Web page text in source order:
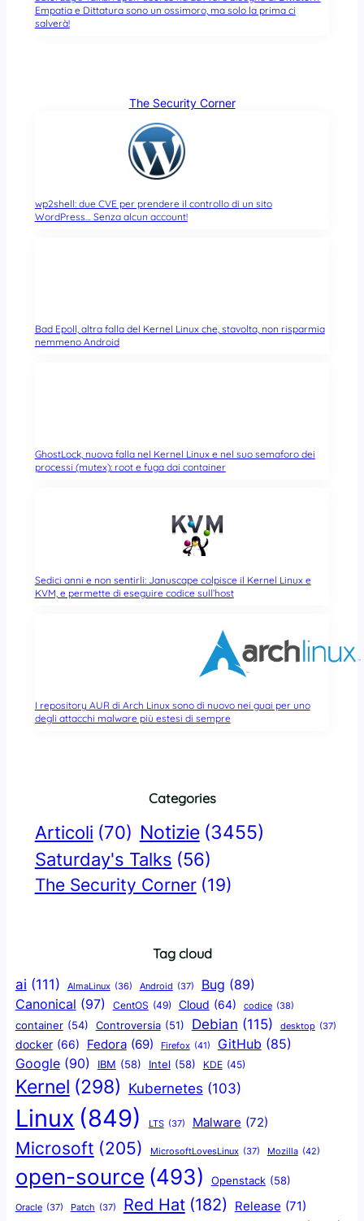
Empatia e Dittatura sono un ossimoro, ma solo la prima ci
salverà!
The Security Corner
wp2shell: due CVE per prendere il controllo di un sito
WordPress… Senza alcun account!
Bad Epoll, altra falla del Kernel Linux che, stavolta, non risparmia
nemmeno Android
GhostLock, nuova falla nel Kernel Linux e nel suo semaforo dei
processi (mutex): root e fuga dai container
Sedici anni e non sentirli: Januscape colpisce il Kernel Linux e
KVM, e permette di eseguire codice sull’host
I repository AUR di Arch Linux sono di nuovo nei guai per uno
degli attacchi malware più estesi di sempre
Categories
Articoli (70) Notizie (3455)
Saturday's Talks (56)
The Security Corner (19)
Tag cloud
ai (111) AlmaLinux (36) Android (37) Bug (89)
Canonical (97) CentOS (49) Cloud (64) codice (38)
container (54) Controversia (51) Debian (115) desktop (37)
docker (66) Fedora (69) Firefox (41) GitHub (85)
Google (90) IBM (58) Intel (58) KDE (45)
Kernel (298) Kubernetes (103)
Linux (849) LTS (37) Malware (72)
Microsoft (205) MicrosoftLovesLinux (37) Mozilla (42)
open-source (493) Openstack (58)
Oracle (37) Patch (37) Red Hat (182) Release (71)